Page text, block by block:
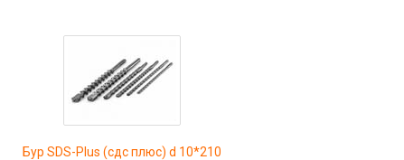
Бур SDS-Plus (сдс плюс) d 10*210